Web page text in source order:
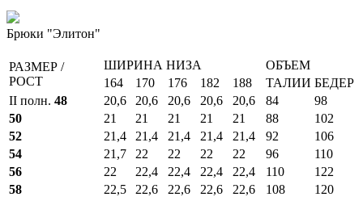
Брюки "Элитон"
РАЗМЕР /
РОСТ
ШИРИНА НИЗА
ОБЪЕМ
164
170 176 182 188 ТАЛИИ БЕДЕР
II полн. 48 20,6 20,6 20,6 20,6 20,6 84
98
50
21 21 21 21 21 88
102
52
21,4 21,4 21,4 21,4 21,4 92
106
54
21,7 22 22 22 22 96
110
56
22 22,4 22,4 22,4 22,4 110
122
58
22,5 22,6 22,6 22,6 22,6 108
120